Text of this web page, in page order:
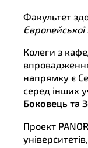
Факультет
Європейської
Колеги з
напрямку є
серед інших
Боковець та
Проект